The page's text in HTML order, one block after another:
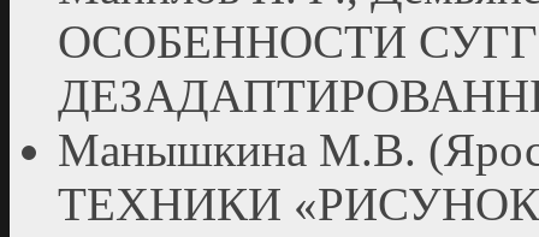
ОСОБЕННОСТИ
Манышкина М.В.
ТЕХНИКИ